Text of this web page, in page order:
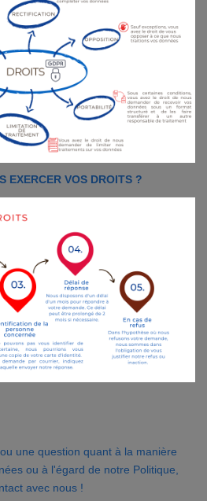
EXERCER VOS DROITS ?
une question quant à la manière
ou à l'égard de notre Politique,
avec nous !